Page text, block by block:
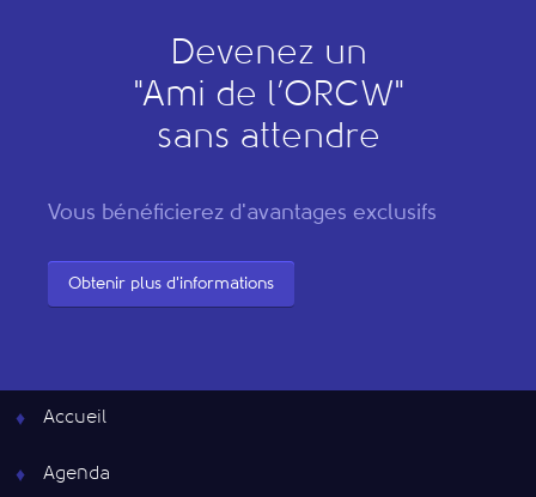
Devenez un
"Ami de l’ORCW"
sans attendre
Vous bénéficierez d'avantages exclusifs
Obtenir plus d'informations
Accueil
Agenda